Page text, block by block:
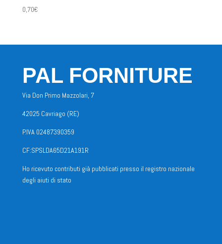
0,70€
PAL FORNITURE
Via Don Primo Mazzolari, 7
42025 Cavriago (RE)
P.IVA 02487390359
CF:SPSLDA65D21A191R
Ho ricevuto contributi già pubblicati presso il registro nazionale
degli aiuti di stato